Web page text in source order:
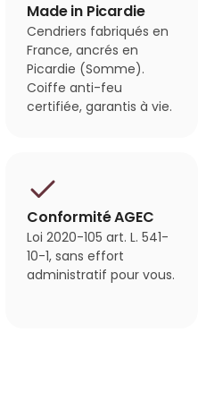
Made in Picardie
Cendriers fabriqués en
France, ancrés en
Picardie (Somme).
Coiffe anti-feu
certifiée, garantis à vie.
Conformité AGEC
Loi 2020-105 art. L. 541-
10-1, sans effort
administratif pour vous.